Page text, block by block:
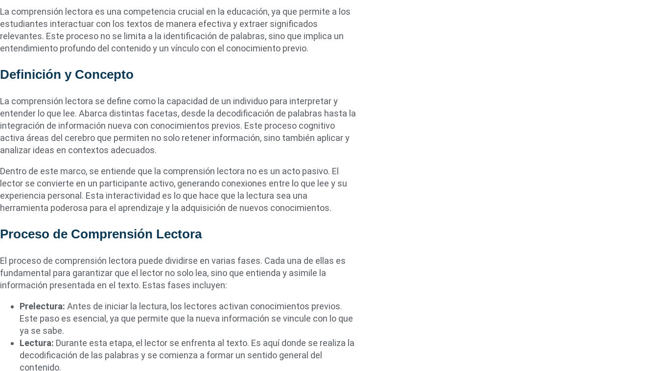
La comprensión lectora es una competencia crucial en la educación, ya que permite a los
estudiantes interactuar con los textos de manera efectiva y extraer significados
relevantes. Este proceso no se limita a la identificación de palabras, sino que implica un
entendimiento profundo del contenido y un vínculo con el conocimiento previo.
Definición y Concepto
La comprensión lectora se define como la capacidad de un individuo para interpretar y
entender lo que lee. Abarca distintas facetas, desde la decodificación de palabras hasta la
integración de información nueva con conocimientos previos. Este proceso cognitivo
activa áreas del cerebro que permiten no solo retener información, sino también aplicar y
analizar ideas en contextos adecuados.
Dentro de este marco, se entiende que la comprensión lectora no es un acto pasivo. El
lector se convierte en un participante activo, generando conexiones entre lo que lee y su
experiencia personal. Esta interactividad es lo que hace que la lectura sea una
herramienta poderosa para el aprendizaje y la adquisición de nuevos conocimientos.
Proceso de Comprensión Lectora
El proceso de comprensión lectora puede dividirse en varias fases. Cada una de ellas es
fundamental para garantizar que el lector no solo lea, sino que entienda y asimile la
información presentada en el texto. Estas fases incluyen:
Prelectura: Antes de iniciar la lectura, los lectores activan conocimientos previos.
Este paso es esencial, ya que permite que la nueva información se vincule con lo que
ya se sabe.
Lectura: Durante esta etapa, el lector se enfrenta al texto. Es aquí donde se realiza la
decodificación de las palabras y se comienza a formar un sentido general del
contenido.